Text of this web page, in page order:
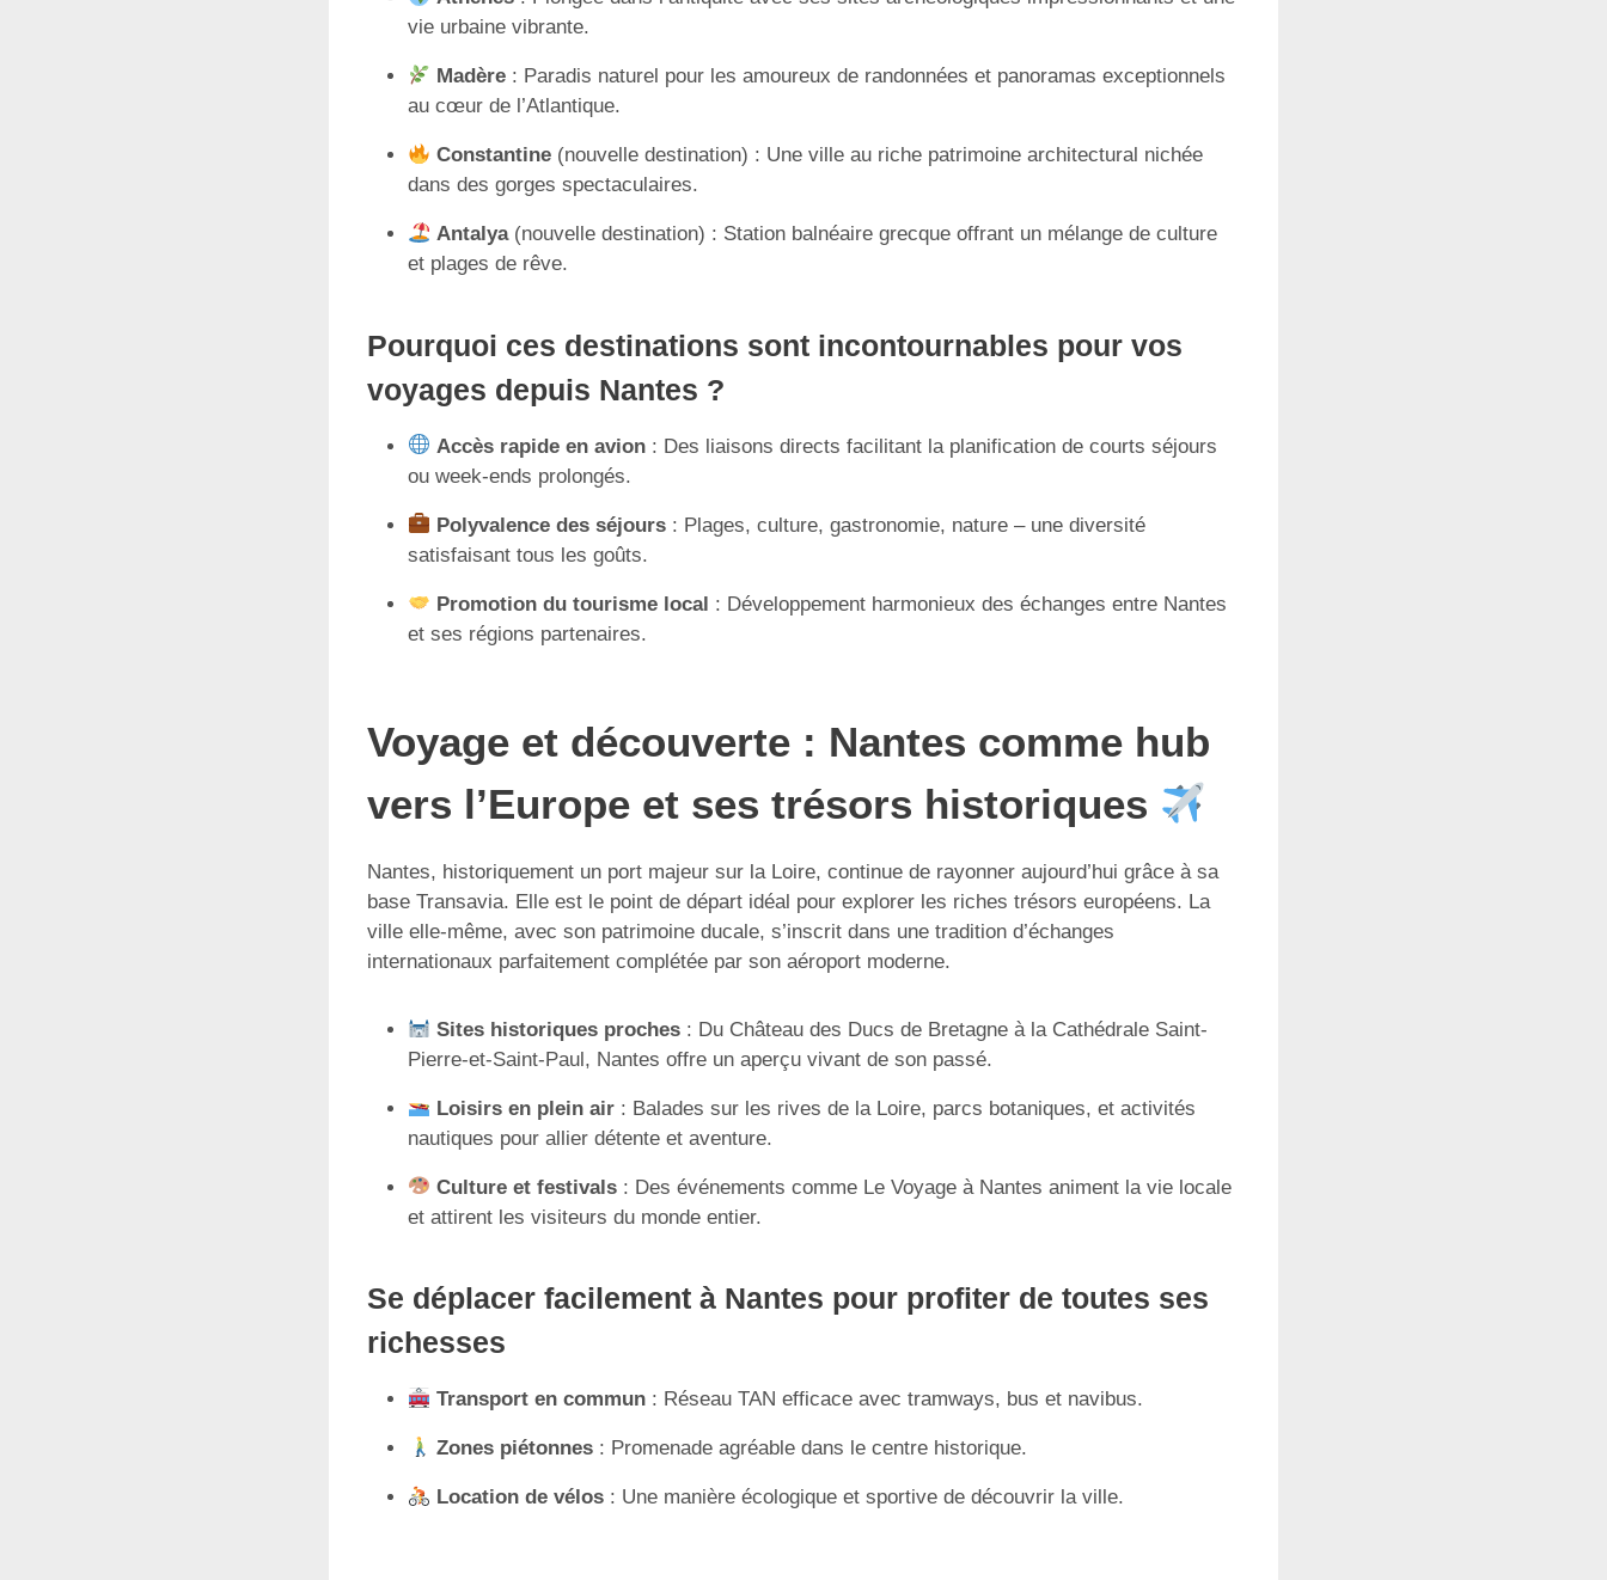
vie urbaine vibrante.
Madère : Paradis naturel pour les amoureux de randonnées et panoramas exceptionnels
au cœur de l’Atlantique.
Constantine (nouvelle destination) : Une ville au riche patrimoine architectural nichée
dans des gorges spectaculaires.
Antalya(nouvelle destination) : Station balnéaire grecque offrant un mélange de culture
et plages de rêve.
Pourquoi ces destinations sont incontournables pour vos
voyages depuis Nantes ?
Accès rapide en avion : Des liaisons directs facilitant la planification de courts séjours
ou week-ends prolongés.
Polyvalence des séjours : Plages, culture, gastronomie, nature – une diversité
satisfaisant tous les goûts.
Promotion du tourisme local : Développement harmonieux des échanges entre Nantes
et ses régions partenaires.
Voyage et découverte : Nantes comme hub
vers l’Europe et ses trésors historiques
Nantes, historiquement un port majeur sur la Loire, continue de rayonner aujourd’hui grâce à sa
base Transavia. Elle est le point de départ idéal pour explorer les riches trésors européens. La
ville elle-même, avec son patrimoine ducale, s’inscrit dans une tradition d’échanges
internationaux parfaitement complétée par son aéroport moderne.
Sites historiques proches : Du Château des Ducs de Bretagne à la Cathédrale Saint-
Pierre-et-Saint-Paul, Nantes offre un aperçu vivant de son passé.
Loisirs en plein air : Balades sur les rives de la Loire, parcs botaniques, et activités
nautiques pour allier détente et aventure.
Culture et festivals : Des événements comme Le Voyage à Nantes animent la vie locale
et attirent les visiteurs du monde entier.
Se déplacer facilement à Nantes pour profiter de toutes ses
richesses
Transport en commun : Réseau TAN efficace avec tramways, bus et navibus.
Zones piétonnes : Promenade agréable dans le centre historique.
Location de vélos : Une manière écologique et sportive de découvrir la ville.